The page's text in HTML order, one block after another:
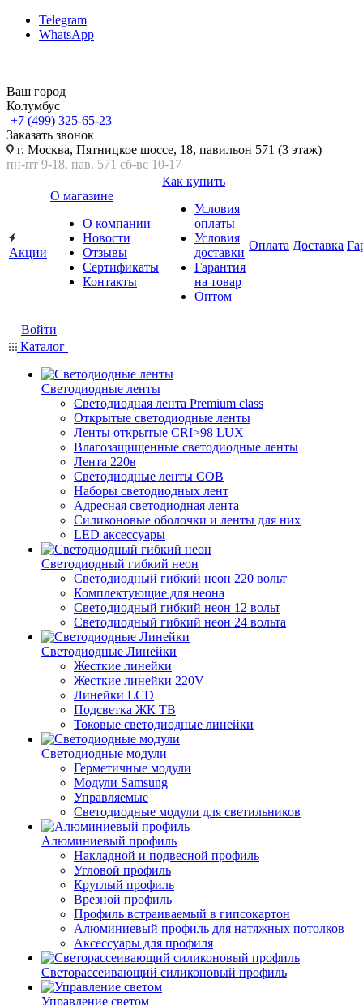
Telegram
WhatsApp
Ваш город
Колумбус
+7 (499) 325-65-23
Заказать звонок
г. Москва, Пятницкое шоссе, 18, павильон 571 (3 этаж)
пн-пт 9-18, пав. 571 сб-вс 10-17
Акции
О магазине
О компании
Новости
Отзывы
Сертификаты
Контакты
Как купить
Условия
оплаты
Условия
доставки
Гарантия
на товар
Оптом
Оплата Доставка
Войти
Каталог
Светодиодные ленты
Светодиодная лента Premium class
Открытые светодиодные ленты
Ленты открытые CRI>98 LUX
Влагозащищенные светодиодные ленты
Лента 220в
Светодиодные ленты COB
Наборы светодиодных лент
Адресная светодиодная лента
Силиконовые оболочки и ленты для них
LED аксессуары
Светодиодный гибкий неон
Светодиодный гибкий неон 220 вольт
Комплектующие для неона
Светодиодный гибкий неон 12 вольт
Светодиодный гибкий неон 24 вольта
Светодиодные Линейки
Жесткие линейки
Жесткие линейки 220V
Линейки LCD
Подсветка ЖК ТВ
Токовые светодиодные линейки
Светодиодные модули
Герметичные модули
Модули Samsung
Управляемые
Светодиодные модули для светильников
Алюминиевый профиль
Накладной и подвесной профиль
Угловой профиль
Круглый профиль
Врезной профиль
Профиль встраиваемый в гипсокартон
Алюминиевый профиль для натяжных потолков
Аксессуары для профиля
Светорассеивающий силиконовый профиль
Управление светом